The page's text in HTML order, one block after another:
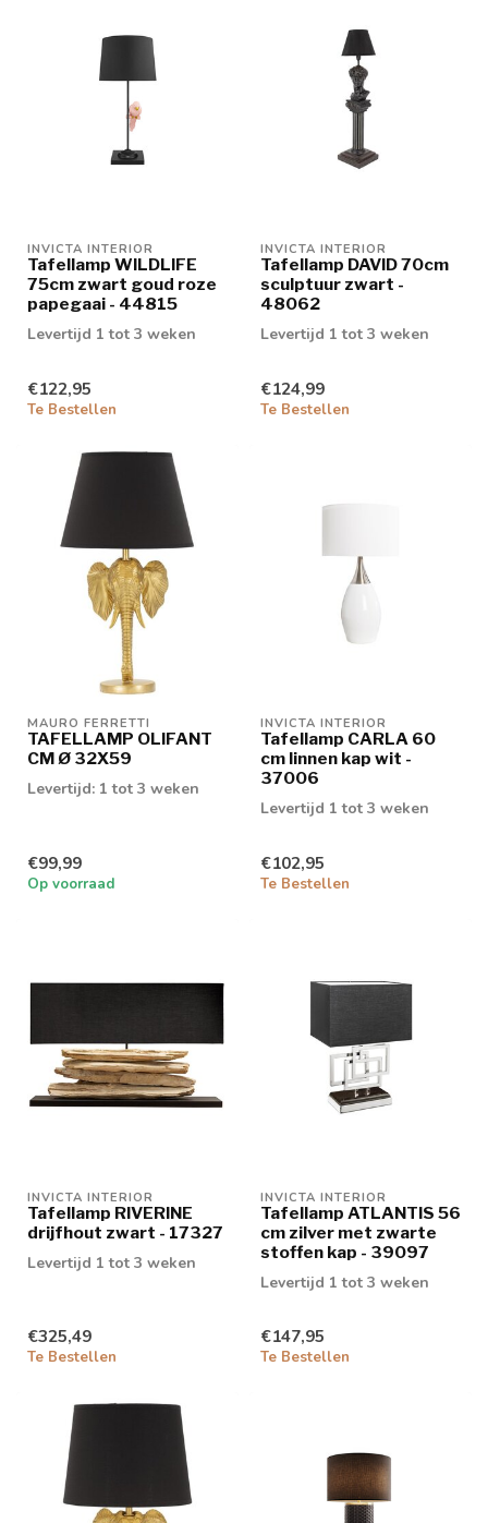
INVICTA INTERIOR
Tafellamp WILDLIFE
75cm zwart goud roze
papegaai - 44815
Levertijd 1 tot 3 weken
€122,95
Te Bestellen
INVICTA INTERIOR
Tafellamp DAVID 70cm
sculptuur zwart -
48062
Levertijd 1 tot 3 weken
€124,99
Te Bestellen
MAURO FERRETTI
TAFELLAMP OLIFANT
CM Ø 32X59
Levertijd: 1 tot 3 weken
€99,99
Op voorraad
INVICTA INTERIOR
Tafellamp CARLA 60
cm linnen kap wit -
37006
Levertijd 1 tot 3 weken
€102,95
Te Bestellen
INVICTA INTERIOR
Tafellamp RIVERINE
drijfhout zwart - 17327
Levertijd 1 tot 3 weken
€325,49
Te Bestellen
INVICTA INTERIOR
Tafellamp ATLANTIS 56
cm zilver met zwarte
stoffen kap - 39097
Levertijd 1 tot 3 weken
€147,95
Te Bestellen